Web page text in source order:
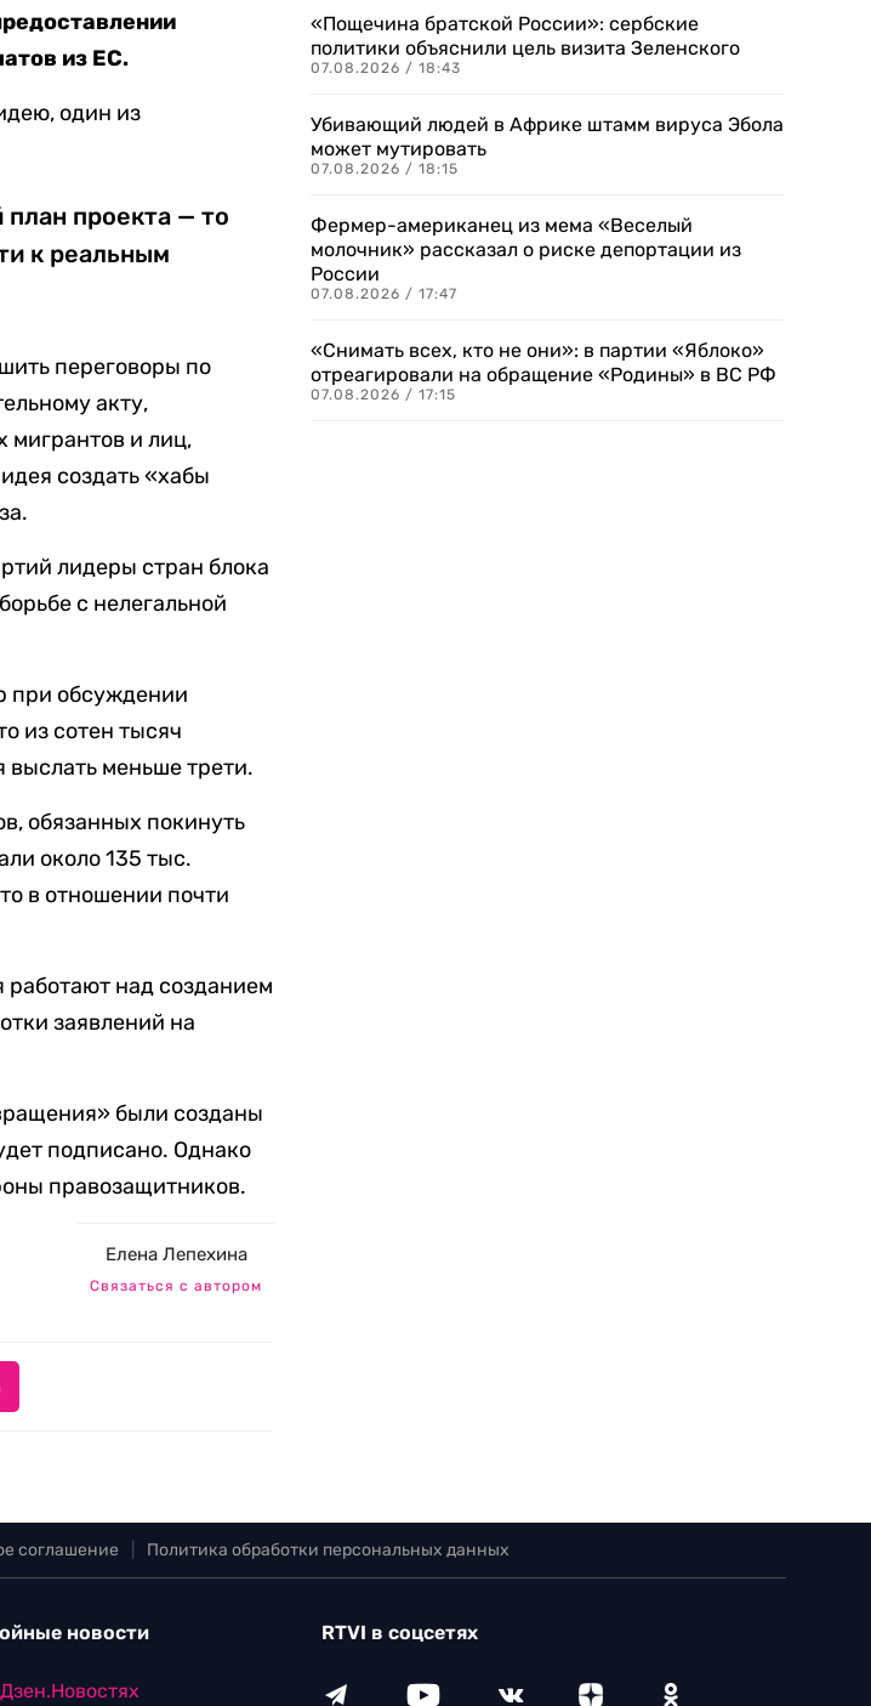
из ЕС.
один из
проекта — то
к реальным
переговоры по
акту,
мигрантов и лиц,
создать «хабы
лидеры стран блока
с нелегальной
при обсуждении
из сотен тысяч
меньше трети.
обязанных покинуть
около 135 тыс.
в отношении почти
над созданием
заявлений на
были созданы
подписано. Однако
правозащитников.
Елена Лепехина
Связаться с автором
«Пощечина братской России»: сербские
политики объяснили цель визита Зеленского
07.08.2026 / 18:43
Убивающий людей в Африке штамм вируса Эбола
может мутировать
07.08.2026 / 18:15
Фермер-американец из мема «Веселый
молочник» рассказал о риске депортации из
России
07.08.2026 / 17:47
«Снимать всех, кто не они»: в партии «Яблоко»
отреагировали на обращение «Родины» в ВС РФ
07.08.2026 / 17:15
соглашение Политика обработки персональных данных
новости
Дзен.Новостях
RTVI в соцсетях